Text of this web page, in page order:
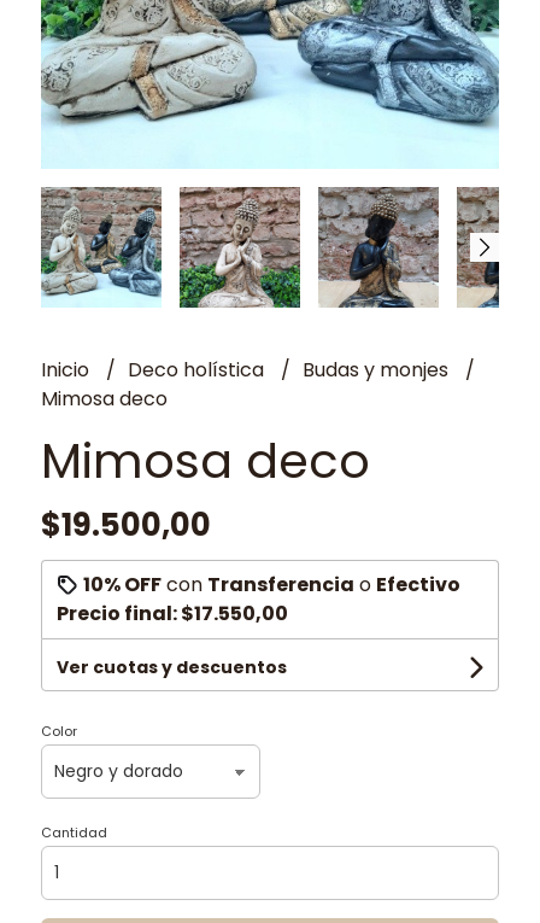
Inicio Deco holística
Budas y monjes
Mimosa deco
Mimosa deco
$19.500,00
10% OFFcon Transferencia o Efectivo
Precio final:$17.550,00
Ver cuotas y descuentos
Color
Cantidad